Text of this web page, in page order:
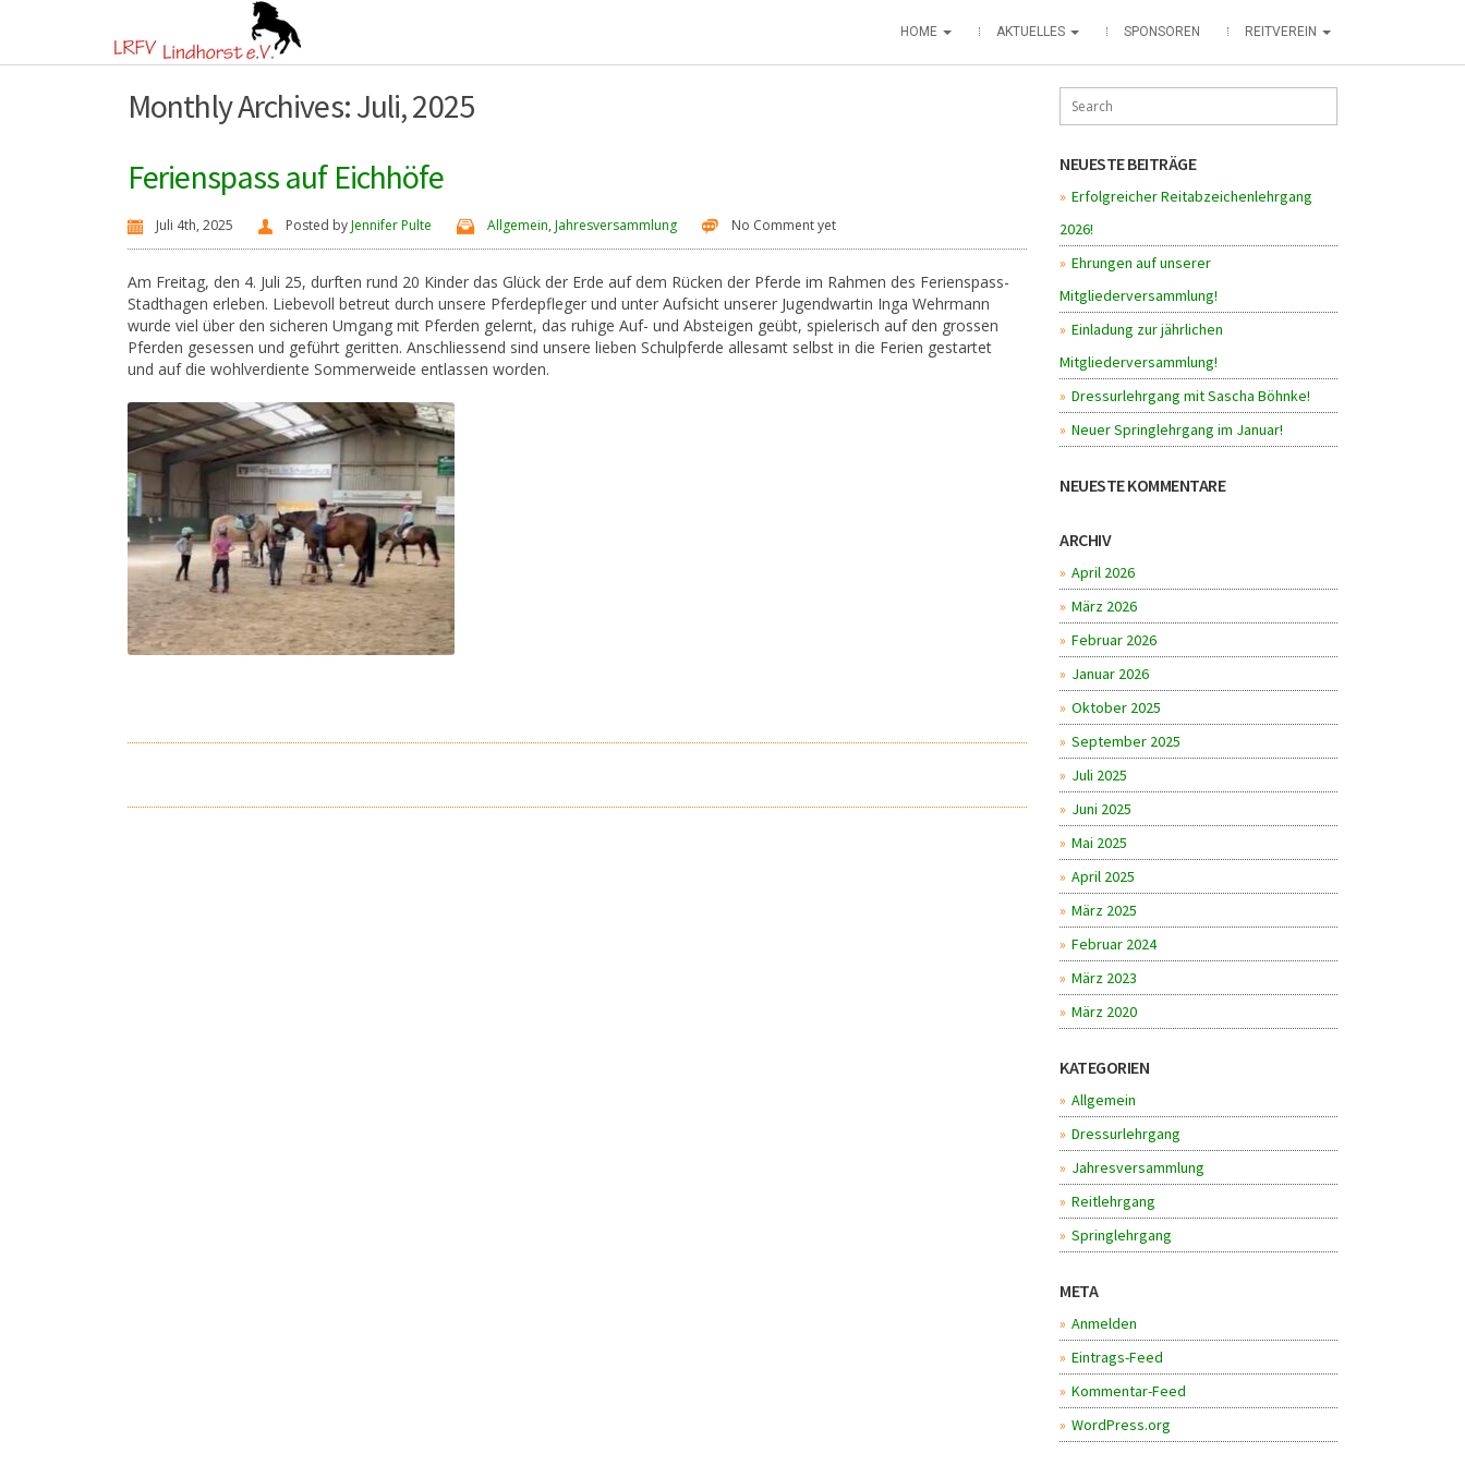
HOME AKTUELLES SPONSOREN REITVEREIN
Monthly Archives: Juli, 2025
Ferienspass auf Eichhöfe
Juli 4th, 2025 Posted byJennifer Pulte Allgemein, Jahresversammlung No Comment yet
Am Freitag, den 4. Juli 25, durften rund 20 Kinder das Glück der Erde auf dem Rücken der Pferde im Rahmen des Ferienspass-
Stadthagen erleben. Liebevoll betreut durch unsere Pferdepfleger und unter Aufsicht unserer Jugendwartin Inga Wehrmann
wurde viel über den sicheren Umgang mit Pferden gelernt, das ruhige Auf- und Absteigen geübt, spielerisch auf den grossen
Pferden gesessen und geführt geritten. Anschliessend sind unsere lieben Schulpferde allesamt selbst in die Ferien gestartet
und auf die wohlverdiente Sommerweide entlassen worden.
NEUESTE BEITRÄGE
Erfolgreicher Reitabzeichenlehrgang
2026!
Ehrungen auf unserer
Mitgliederversammlung!
Einladung zur jährlichen
Mitgliederversammlung!
Dressurlehrgang mit Sascha Böhnke!
Neuer Springlehrgang im Januar!
NEUESTE KOMMENTARE
ARCHIV
April 2026
März 2026
Februar 2026
Januar 2026
Oktober 2025
September 2025
Juli 2025
Juni 2025
Mai 2025
April 2025
März 2025
Februar 2024
März 2023
März 2020
KATEGORIEN
Allgemein
Dressurlehrgang
Jahresversammlung
Reitlehrgang
Springlehrgang
META
Anmelden
Eintrags-Feed
Kommentar-Feed
WordPress.org